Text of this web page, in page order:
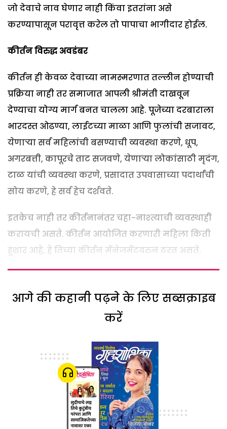
जो देवाचे नाव घेणार नाही किंवा इतरांना असे
करण्यापासून परावृत्त करेल तो पापाचा भागीदार होईल.
कीर्तन विरुद्ध अवडंबर
कीर्तन ही केवळ देवाच्या नामस्मरणात तल्लीन होण्याची
प्रक्रिया नाही तर समाजात आपली श्रीमंती दाखवून
देण्याचा योग्य मार्ग बनत चालला आहे. पूजेच्या दरबाराला
भारदस्त ओढण्या, लाईटच्या माळा आणि फुलांची सजावट,
येणाऱ्या सर्व महिलांची बसण्याची व्यवस्था करणे, धूप,
अगरबत्ती, कापूरचे ताट सजवणे, येणाऱ्या लोकांसाठी मृदंग,
टाळ यांची व्यवस्था करणे, प्रसादात उपवासाच्या पदार्थांची
सोय करणे, हे सर्व हेच दर्शवते.
इतकेच नाही तर कीर्तनानंतर चहा-नाश्त्याची व्यवस्थाही
करायची असते. कीर्तन आयोजित करणारी महिला किती
हुशार आहे, हे तिच्या कीर्तन मॅनेजमेंटवरुन ठरत असते.
आगे की कहानी पढ़ने के लिए सब्सक्राइब
करें